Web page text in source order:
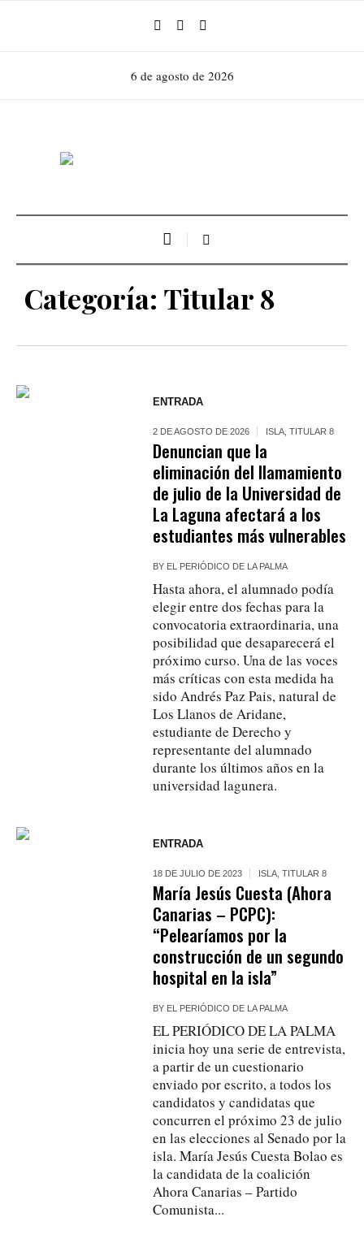
6 de agosto de 2026
Categoría: Titular 8
ENTRADA
2 DE AGOSTO DE 2026 ISLA ,TITULAR 8
Denuncian que la
eliminación del llamamiento
de julio de la Universidad de
La Laguna afectará a los
estudiantes más vulnerables
BY EL PERIÓDICO DE LA PALMA
Hasta ahora, el alumnado podía
elegir entre dos fechas para la
convocatoria extraordinaria, una
posibilidad que desaparecerá el
próximo curso. Una de las voces
más críticas con esta medida ha
sido Andrés Paz Pais, natural de
Los Llanos de Aridane,
estudiante de Derecho y
representante del alumnado
durante los últimos años en la
universidad lagunera.
ENTRADA
18 DE JULIO DE 2023 ISLA ,TITULAR 8
María Jesús Cuesta (Ahora
Canarias – PCPC):
“Pelearíamos por la
construcción de un segundo
hospital en la isla”
BY EL PERIÓDICO DE LA PALMA
EL PERIÓDICO DE LA PALMA
inicia hoy una serie de entrevista,
a partir de un cuestionario
enviado por escrito, a todos los
candidatos y candidatas que
concurren el próximo 23 de julio
en las elecciones al Senado por la
isla. María Jesús Cuesta Bolao es
la candidata de la coalición
Ahora Canarias – Partido
Comunista...